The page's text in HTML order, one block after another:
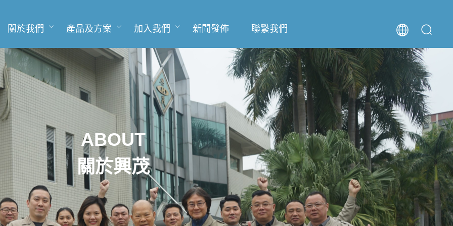
關於我們 產品及方案 加入我們 新聞發佈 聯繫我們
ABOUT
關於興茂